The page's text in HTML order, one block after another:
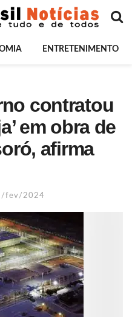
ENTRETENIMENTO
contratou
em obra de
afirma
fev/2024